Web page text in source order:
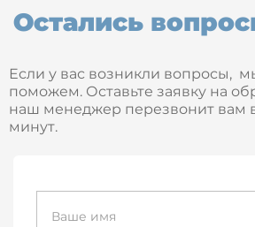
Остались
Если у вас возникли вопросы,
поможем. Оставьте заявку на
наш менеджер перезвонит вам
минут.